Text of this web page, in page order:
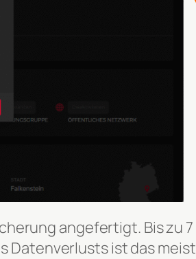
angefertigt. Bis zu 7
Datenverlusts ist das meist